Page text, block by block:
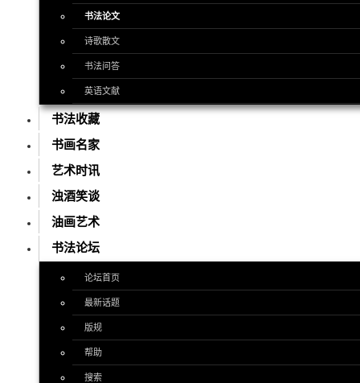
书法论文
诗歌散文
书法问答
英语文献
书法收藏
书画名家
艺术时讯
浊酒笑谈
油画艺术
书法论坛
论坛首页
最新话题
版规
帮助
搜索